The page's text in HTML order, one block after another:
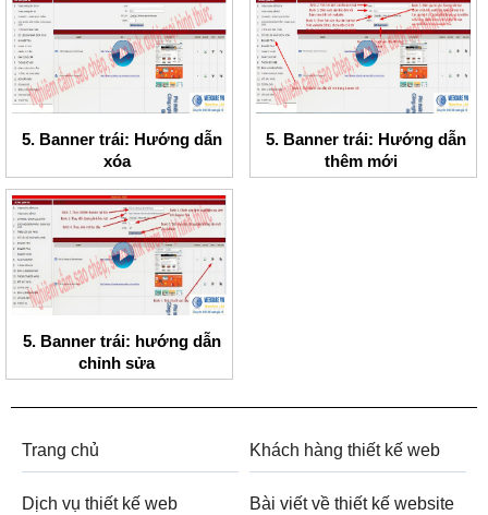
5. Banner trái: Hướng dẫn
xóa
5. Banner trái: Hướng dẫn
thêm mới
5. Banner trái: hướng dẫn
chỉnh sửa
Trang chủ Khách hàng thiết kế web
Dịch vụ thiết kế web Bài viết về thiết kế website